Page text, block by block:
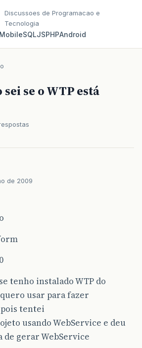
Discussoes de Programacao e
Tecnologia
MobileSQLJSPHPAndroid
se o WTP está
de 2009
tenho instalado WTP do
usar para fazer
tentei
usando WebService e deu
de gerar WebService